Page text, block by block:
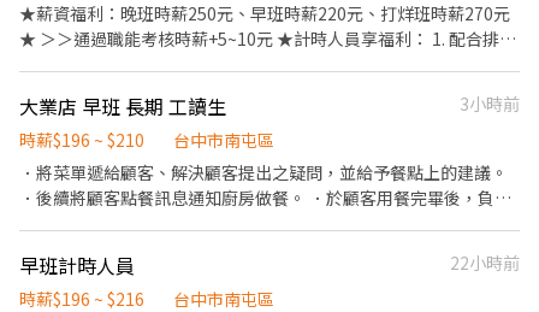
★薪資福利：晚班時薪250元、早班時薪220元、打烊班時薪270元
★ ＞＞通過職能考核時薪+5~10元 ★計時人員享福利： 1. 配合排
明】顧客服務、外場營運、接待引導、環境維護 【內場工作說明】
食材處理、餐點製作、食材保存、環境維護 ▲上班時間(可於面試時
面談調整) 早班: 0900-1500、1100-1700 晚班: 1800-2400、1800-
2300 【應徵方式】 1.請先投遞履歷，如通過審核，人資部將通知安
大業店 早班 長期 工讀生
3小時前
時薪$196 ~ $210
台中市南屯區
．將菜單遞給顧客、解決顧客提出之疑問，並給予餐點上的建議。
．後續將顧客點餐訊息通知廚房做餐。 ．於顧客用餐完畢後，負責
準備小菜。 ．打包外帶。
早班計時人員
22小時前
時薪$196 ~ $216
台中市南屯區